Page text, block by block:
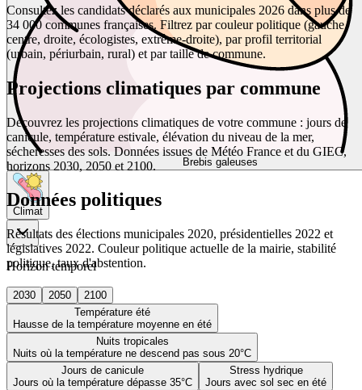
Brebis galeuses
Climat
Horizon temporel
2030 2050
2100
Température été
Hausse de la température moyenne en été
Nuits tropicales
Nuits où la température ne descend pas sous 20°C
Jours de canicule
Jours où la température dépasse 35°C
Stress hydrique
Jours avec sol sec en été
Consultez les candidats déclarés aux municipales 2026 dans plus de
34 000 communes françaises. Filtrez par couleur politique (gauche,
centre, droite, écologistes, extrême-droite), par profil territorial
(urbain, périurbain, rural) et par taille de commune.
Projections climatiques par commune
Découvrez les projections climatiques de votre commune : jours de
canicule, température estivale, élévation du niveau de la mer,
sécheresses des sols. Données issues de Météo France et du GIEC,
horizons 2030, 2050 et 2100.
Données politiques
Résultats des élections municipales 2020, présidentielles 2022 et
législatives 2022. Couleur politique actuelle de la mairie, stabilité
politique, taux d'abstention.